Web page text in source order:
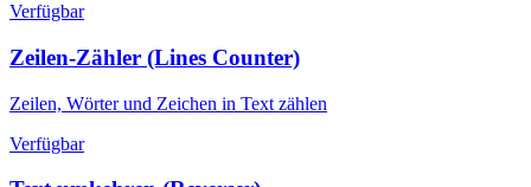
Verfügbar
Zeilen-Zähler (Lines Counter)
Zeilen, Wörter und Zeichen in Text zählen
Verfügbar